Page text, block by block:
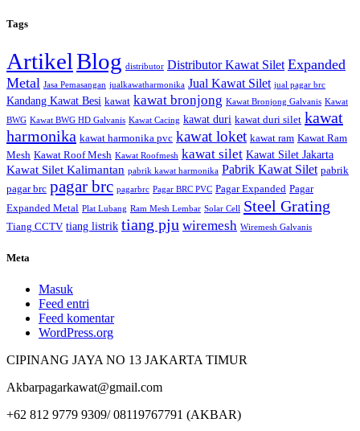
Tags
ArtikelBlog distributor Distributor Kawat Silet Expanded
Metal Jasa Pemasangan jualkawatharmonika Jual Kawat Silet jual pagar brc
Kandang Kawat Besi kawat kawat bronjong Kawat Bronjong Galvanis Kawat
BWG Kawat BWG HD Galvanis Kawat Cacing kawat duri kawat duri silet kawat
harmonika kawat harmonika pvc kawat loket kawat ram Kawat Ram
Mesh Kawat Roof Mesh Kawat Roofmesh kawat silet Kawat Silet Jakarta
Kawat Silet Kalimantan pabrik kawat harmonika Pabrik Kawat Silet pabrik
pagar brc pagar brc pagarbrc Pagar BRC PVC Pagar Expanded Pagar
Expanded Metal Plat Lubang Ram Mesh Lembar Solar Cell Steel Grating
Tiang CCTV tiang listrik tiang pju wiremesh Wiremesh Galvanis
Meta
Masuk
Feed entri
Feed komentar
WordPress.org
CIPINANG JAYA NO 13 JAKARTA TIMUR
Akbarpagarkawat@gmail.com
+62 812 9779 9309/ 08119767791 (AKBAR)